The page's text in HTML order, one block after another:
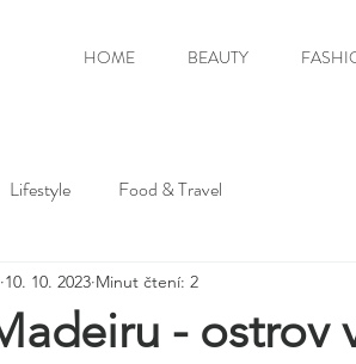
HOME BEAUTY
Lifestyle Food & Travel
- ostrov
10. 10. 2023 Minut čtení: 2